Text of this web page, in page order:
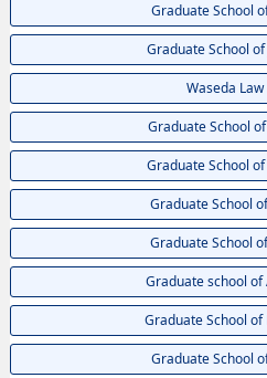
Graduate School
Graduate School of
Waseda Law
Graduate School
Graduate School
Graduate School
Graduate School
Graduate school of
Graduate School of
Graduate School